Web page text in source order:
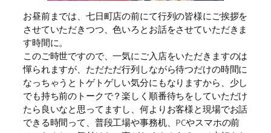
お昼前までは、七日町店の前にて行列の皆様にご挨拶を
させていただきつつ、色いろとお話をさせていただきま
す時間に。
このご時世ですので、一気にご入店をいただきますのは
憚られますが、ただただ行列しながら待つだけの時間に
なっちゃうとトゲトゲしい気分にもなりますから、少し
でも持ち前のトークで？楽しく順番待ちをしていただけ
たら良いなと思ってますし、何よりお客様と現場でお話
できる時間って、普段工場や事務机、PCやスマホの前